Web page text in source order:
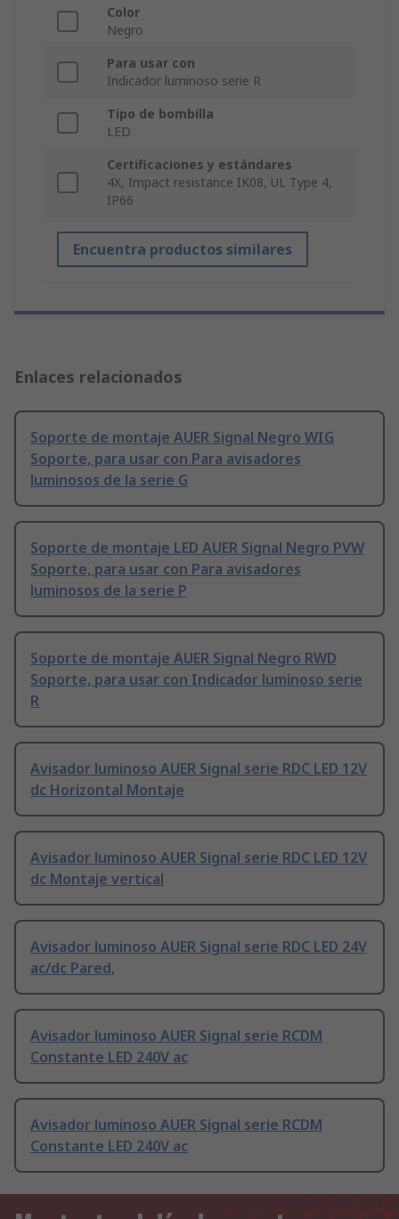
Color
Negro
Para usar con
Indicador luminoso serie R
Tipo de bombilla
LED
Certificaciones y estándares
4X, Impact resistance IK08, UL Type 4,
IP66
Encuentra productos similares
Enlaces relacionados
Soporte de montaje AUER Signal Negro WIG
Soporte, para usar con Para avisadores
luminosos de la serie G
Soporte de montaje LED AUER Signal Negro PVW
Soporte, para usar con Para avisadores
luminosos de la serie P
Soporte de montaje AUER Signal Negro RWD
Soporte, para usar con Indicador luminoso serie
R
Avisador luminoso AUER Signal serie RDC LED 12V
dc Horizontal Montaje
Avisador luminoso AUER Signal serie RDC LED 12V
dc Montaje vertical
Avisador luminoso AUER Signal serie RDC LED 24V
ac/dc Pared,
Avisador luminoso AUER Signal serie RCDM
Constante LED 240V ac
Avisador luminoso AUER Signal serie RCDM
Constante LED 240V ac